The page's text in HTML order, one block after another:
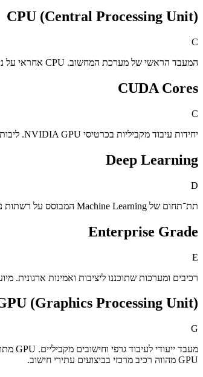
CPU (Central Processing Unit)
C
המעבד הראשי של מערכת המחשוב. CPU אחראי על ניהול תהליכים וחישובים סדרתיים. ביצועי המעבד משפיעים על תגובתיות המערכת, זמני עיבוד ויכולת העבודה הכוללת.
CUDA Cores
C
יחידות עיבוד מקביליות בכרטיסי NVIDIA GPU. ליבות CUDA מאפשרות האצה משמעותית של יישומים חישוביים כגון AI, Rendering וסימולציות. מספר הליבות משפיע ישירות על כוח החישוב המקבילי.
Deep Learning
D
תת־תחום של Machine Learning המבוסס על רשתות נוירונים עמוקות. מאופיין בדרישות חישוביות גבוהות במיוחד.
Enterprise Grade
E
רכיבים ומערכות שתוכננו ליציבות ואמינות
(Graphics Processing Unit)
G
GPU מהווה רכיב מרכזי בביצועים עתירי חישוב.